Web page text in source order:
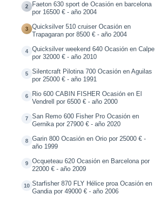
2
Faeton 630 sport de Ocasión en barcelona
por 16500 € - año 2004
3
Quicksilver 510 cruiser Ocasión en
Trapagaran por 8500 € - año 2004
4
Quicksilver weekend 640 Ocasión en Calpe
por 32000 € - año 2010
5
Silentcraft Pilotina 700 Ocasión en Aguilas
por 25000 € - año 1991
6
Rio 600 CABIN FISHER Ocasión en El
Vendrell por 6500 € - año 2000
7
San Remo 600 Fisher Pro Ocasión en
Gernika por 27900 € - año 2020
8
Garin 800 Ocasión en Orio por 25000 € -
año 1999
9
Ocqueteau 620 Ocasión en Barcelona por
22000 € - año 2009
10 Starfisher 870 FLY Hélice proa Ocasión en
Gandia por 49000 € - año 2006